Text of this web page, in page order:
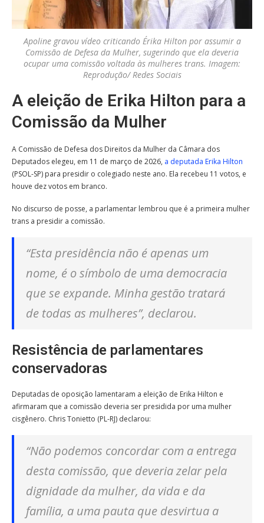
Apoline gravou vídeo criticando Érika Hilton por assumir a
Comissão de Defesa da Mulher, sugerindo que ela deveria
ocupar uma comissão voltada às mulheres trans. Imagem:
Reprodução/ Redes Sociais
A eleição de Erika Hilton para a
Comissão da Mulher
A Comissão de Defesa dos Direitos da Mulher da Câmara dos
Deputados elegeu, em 11 de março de 2026, a deputada Erika Hilton
(PSOL-SP) para presidir o colegiado neste ano. Ela recebeu 11 votos, e
houve dez votos em branco.
No discurso de posse, a parlamentar lembrou que é a primeira mulher
trans a presidir a comissão.
“Esta presidência não é apenas um
nome, é o símbolo de uma democracia
que se expande. Minha gestão tratará
de todas as mulheres”, declarou.
Resistência de parlamentares
conservadoras
Deputadas de oposição lamentaram a eleição de Erika Hilton e
afirmaram que a comissão deveria ser presidida por uma mulher
cisgênero. Chris Tonietto (PL-RJ) declarou:
“Não podemos concordar com a entrega
desta comissão, que deveria zelar pela
dignidade da mulher, da vida e da
família, a uma pauta que desvirtua a